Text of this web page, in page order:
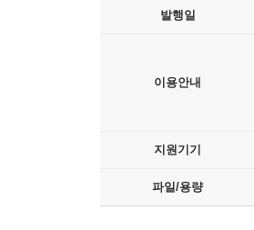
발행일
이용안내
지원기기
파일/용량